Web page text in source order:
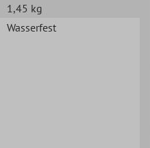
1,45 kg
Wasserfest